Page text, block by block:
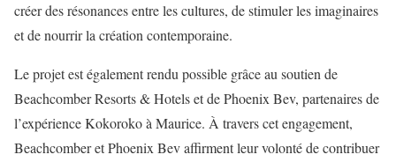
créer des résonances entre les cultures, de stimuler les imaginaires
et de nourrir la création contemporaine.
Le projet est également rendu possible grâce au soutien de
Beachcomber Resorts & Hotels et de Phoenix Bev, partenaires de
l’expérience Kokoroko à Maurice. À travers cet engagement,
Beachcomber et Phoenix Bev affirment leur volonté de contribuer